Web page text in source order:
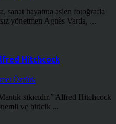
sanat hayatına aslen fotoğrafla
yönetmen Agnès Varda, ...
Hitchcock
Öztürk
sıkıcıdır.” Alfred Hitchcock
ve biricik ...